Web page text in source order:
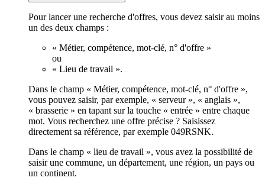
Pour lancer une recherche d'offres, vous devez saisir au moins
un des deux champs :
« Métier, compétence, mot-clé, n° d'offre »
ou
« Lieu de travail ».
Dans le champ « Métier, compétence, mot-clé, n° d'offre »,
vous pouvez saisir, par exemple, « serveur », « anglais »,
« brasserie » en tapant sur la touche « entrée » entre chaque
mot. Vous recherchez une offre précise ? Saisissez
directement sa référence, par exemple 049RSNK.
Dans le champ « lieu de travail », vous avez la possibilité de
saisir une commune, un département, une région, un pays ou
un continent.